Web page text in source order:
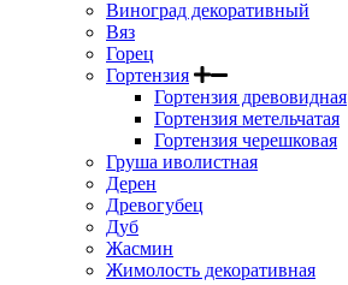
Виноград декоративный
Вяз
Горец
Гортензия
Гортензия древовидная
Гортензия метельчатая
Гортензия черешковая
Груша иволистная
Дерен
Древогубец
Дуб
Жасмин
Жимолость декоративная